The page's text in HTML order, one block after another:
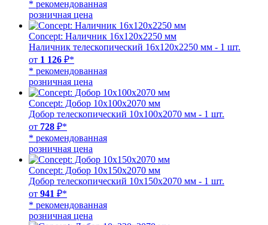
* рекомендованная
розничная цена
Concept: Наличник 16х120х2250 мм
Наличник телескопический 16х120х2250 мм - 1 шт.
от 1 126 ₽*
* рекомендованная
розничная цена
Concept: Добор 10х100х2070 мм
Добор телескопический 10х100х2070 мм - 1 шт.
от 728 ₽*
* рекомендованная
розничная цена
Concept: Добор 10х150х2070 мм
Добор телескопический 10х150х2070 мм - 1 шт.
от 941 ₽*
* рекомендованная
розничная цена